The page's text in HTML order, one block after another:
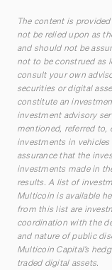
The content is
not be relied upon as
and should not be
not to be construed as
consult your own
securities or digital
constitute an
investment advisory
mentioned, referred to,
investments in
assurance that the
investments made in
results. A list of
Multicoin is available
from this list are
coordination with the
and nature of public
Multicoin Capital’s
traded digital assets.